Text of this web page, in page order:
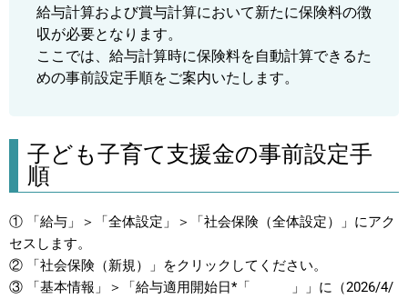
給与計算および賞与計算において新たに保険料の徴
収が必要となります。
ここでは、給与計算時に保険料を自動計算できるた
めの事前設定手順をご案内いたします。
子ども子育て支援金の事前設定手
順
① 「給与」＞「全体設定」＞「社会保険（全体設定）」にアク
セスします。
② 「社会保険（新規）」をクリックしてください。
③ 「基本情報」＞「給与適用開始日*「 」」に（2026/4/